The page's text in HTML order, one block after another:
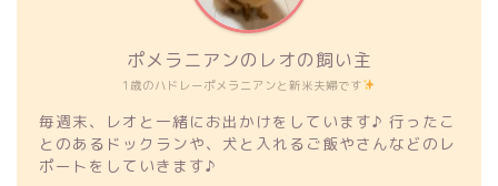
1歳のハドレーポメラニアンと新米夫婦です
ポメラニアンのレオの飼い主
毎週末、レオと一緒にお出かけをしています♪ 行ったこ
とのあるドックランや、犬と入れるご飯やさんなどのレ
ポートをしていきます♪